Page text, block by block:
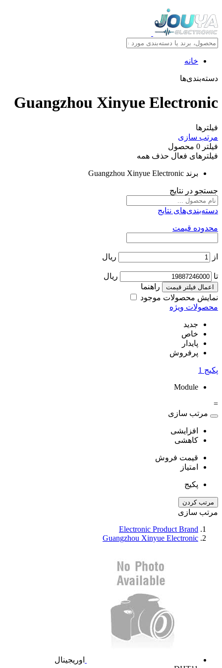
خانه
دسته‌بندی‌ها
Guangzhou Xinyue Electronic
فیلترها
مرتب سازی
فیلتر 0 محصول
فیلترهای فعال حذف همه
برند Guangzhou Xinyue Electronic
جستجو در نتایج
دسته‌بندی‌های نتایج
محدوده قیمت
از ریال
تا ریال
اعمال فیلتر قیمت
راهنما
نمایش محصولات موجود
محصولات ویژه
جدید
خاص
پایدار
پرفروش
پکیج 1
Module
=
مرتب سازی
افزایشی
کاهشی
قیمت فروش
امتیاز
پکیج
مرتب کردن
مرتب سازی
Electronic Product Brand
Guangzhou Xinyue Electronic
اوریجینال